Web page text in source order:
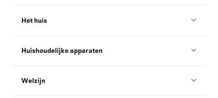
Het huis
Huishoudelijke apparaten
Welzijn